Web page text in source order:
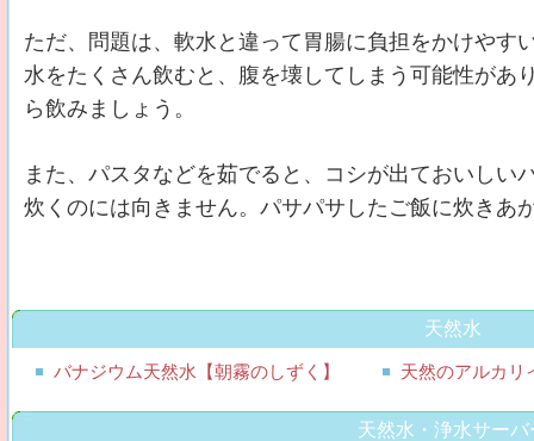
ただ、問題は、軟水と違って胃腸に負担をかけやす
水をたくさん飲むと、腹を壊してしまう可能性があ
ら飲みましょう。
また、パスタなどを茹でると、コシが出ておいしい
炊くのには向きません。パサパサしたご飯に炊きあ
天然水
バナジウム天然水【朝霧のしずく】 天然のアルカリ
天然水・浄水サーバ